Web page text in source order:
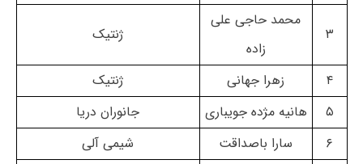
۳
محمد حاجی علی
زاده
ژنتیک
۴ زهرا جهانی
ژنتیک
۵
هانیه مژده جویباری
جانوران دریا
۶
سارا باصداقت شیمی آلی